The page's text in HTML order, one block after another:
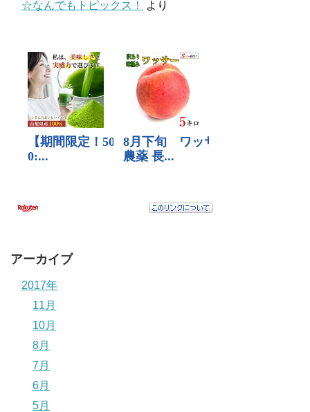
☆なんでもトピックス！
より
アーカイブ
2017年
11月
10月
8月
7月
6月
5月